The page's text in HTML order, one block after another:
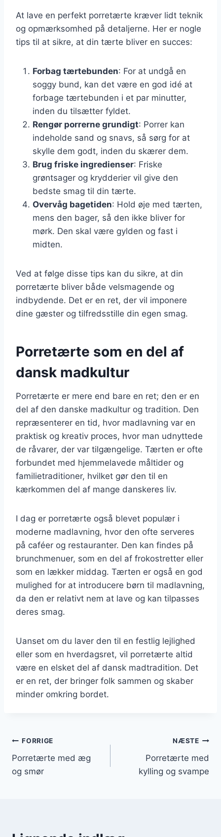
At lave en perfekt porretærte kræver lidt teknik
og opmærksomhed på detaljerne. Her er nogle
tips til at sikre, at din tærte bliver en succes:
Forbag tærtebunden: For at undgå en
soggy bund, kan det være en god idé at
forbage tærtebunden i et par minutter,
inden du tilsætter fyldet.
Rengør porrerne grundigt: Porrer kan
indeholde sand og snavs, så sørg for at
skylle dem godt, inden du skærer dem.
Brug friske ingredienser: Friske
grøntsager og krydderier vil give den
bedste smag til din tærte.
Overvåg bagetiden: Hold øje med tærten,
mens den bager, så den ikke bliver for
mørk. Den skal være gylden og fast i
midten.
Ved at følge disse tips kan du sikre, at din
porretærte bliver både velsmagende og
indbydende. Det er en ret, der vil imponere
dine gæster og tilfredsstille din egen smag.
Porretærte som en del af
dansk madkultur
Porretærte er mere end bare en ret; den er en
del af den danske madkultur og tradition. Den
repræsenterer en tid, hvor madlavning var en
praktisk og kreativ proces, hvor man udnyttede
de råvarer, der var tilgængelige. Tærten er ofte
forbundet med hjemmelavede måltider og
familietraditioner, hvilket gør den til en
kærkommen del af mange danskeres liv.
I dag er porretærte også blevet populær i
moderne madlavning, hvor den ofte serveres
på caféer og restauranter. Den kan findes på
brunchmenuer, som en del af frokostretter eller
som en lækker middag. Tærten er også en god
mulighed for at introducere børn til madlavning,
da den er relativt nem at lave og kan tilpasses
deres smag.
Uanset om du laver den til en festlig lejlighed
eller som en hverdagsret, vil porretærte altid
være en elsket del af dansk madtradition. Det
er en ret, der bringer folk sammen og skaber
minder omkring bordet.
Indlægsnavigation
FORRIGE
Porretærte med æg
og smør
NÆSTE
Porretærte med
kylling og svampe